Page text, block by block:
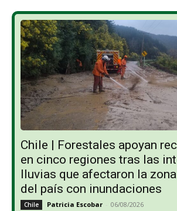
Chile | Forestales apoyan
en cinco regiones tras las
lluvias que afectaron la
del país con inundaciones
Chile Patricia Escobar - 06/08/2026